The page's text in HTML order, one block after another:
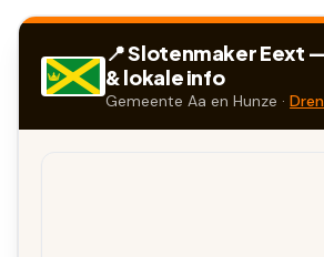
📍 SlotenmakerEext
& lokale info
GemeenteAa en Hunze ·